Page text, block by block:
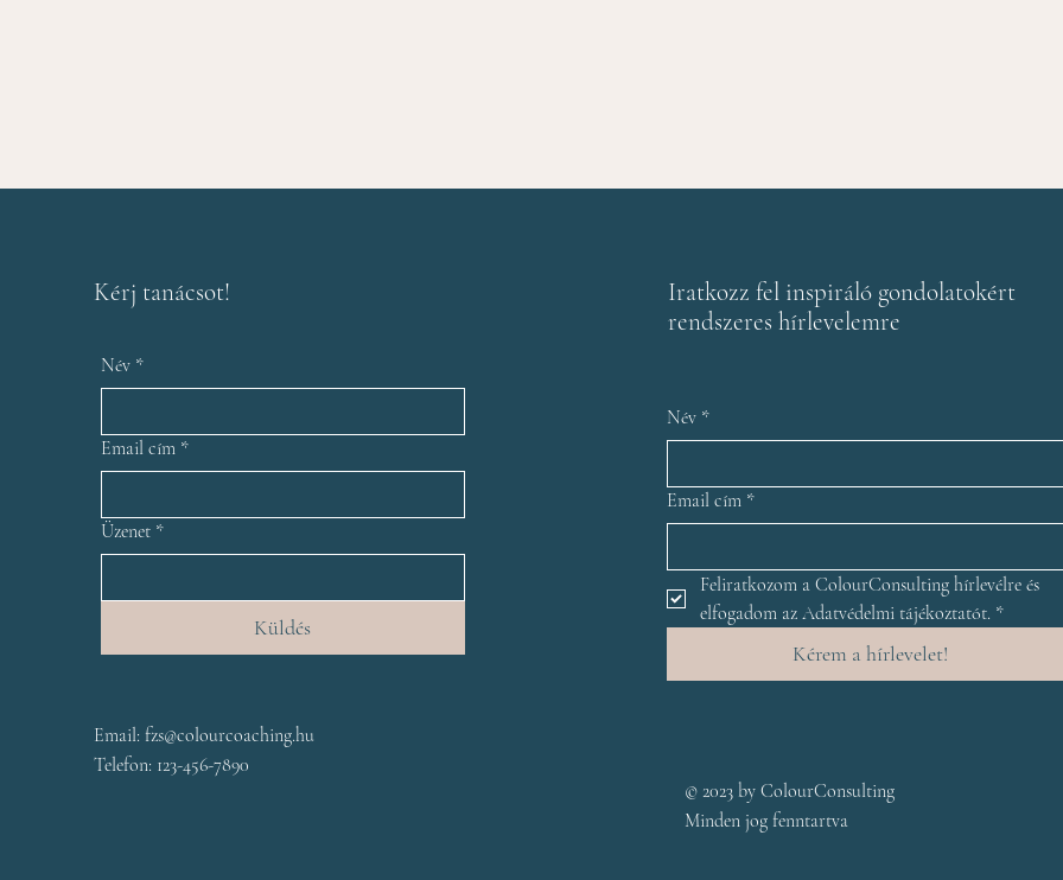
Kérj tanácsot!
Név *
Email cím *
Üzenet *
Küldés
Email: fzs@colourcoaching.hu
Telefon: 123-456-7890
Iratkozz fel inspiráló gondolatokért
rendszeres hírlevelemre
Név *
Email cím *
Feliratkozom a ColourConsulting hírlevélre és
elfogadom az Adatvédelmi tájékoztatót. *
Kérem a hírlevelet!
© 2023 by ColourConsulting
Minden jog fenntartva